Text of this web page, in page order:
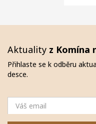
Aktuality z Komína
Přihlaste se k odběru
desce.